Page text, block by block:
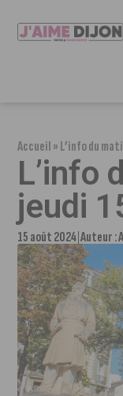
Accueil»L’info du
L’info
jeudi
15 août 2024 Auteur :